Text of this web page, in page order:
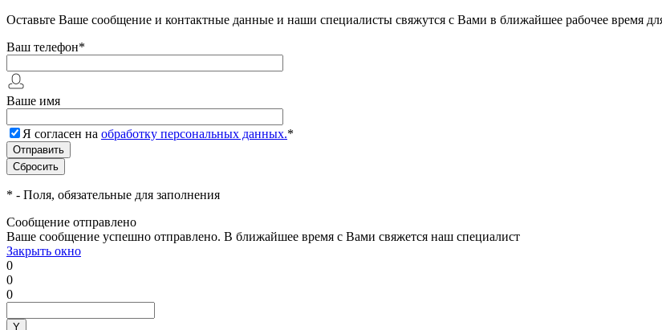
Оставьте Ваше сообщение и контактные данные и наши специалисты свяжутся с Вами в ближайшее рабочее время
Ваш телефон*
Ваше имя
Я согласен на обработку персональных данных.*
* - Поля, обязательные для заполнения
Сообщение отправлено
Ваше сообщение успешно отправлено. В ближайшее время с Вами свяжется наш специалист
Закрыть окно
0
0
0